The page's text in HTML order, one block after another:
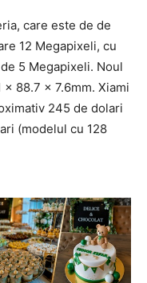
care este de de
12 Megapixeli, cu
5 Megapixeli. Noul
88.7 x 7.6mm. Xiami
245 de dolari
(modelul cu 128